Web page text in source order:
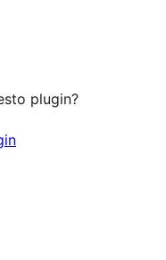
plugin?